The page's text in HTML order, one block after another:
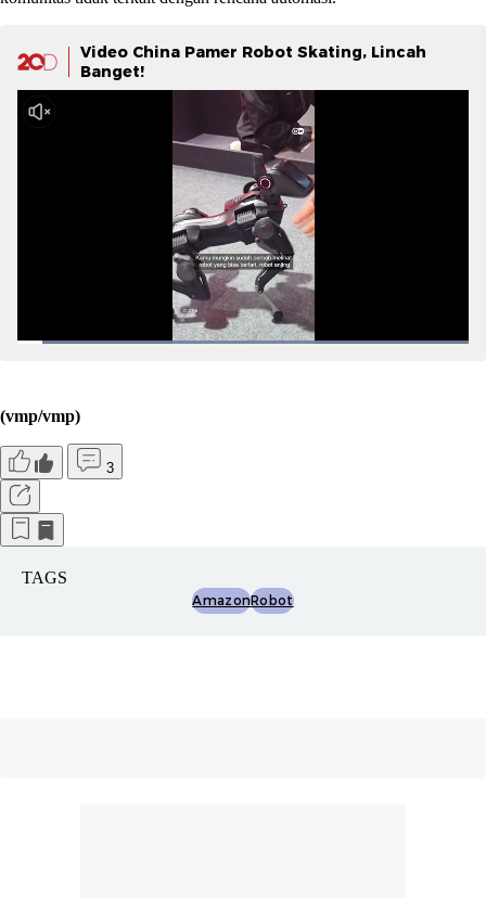
Video China Pamer Robot Skating, Lincah
Banget!
(vmp/vmp)
3
TAGS
AmazonRobot